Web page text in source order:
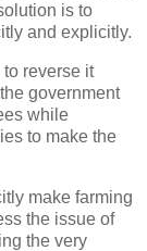
is to
and explicitly.
reverse it
government
while
to make the
make farming
the issue of
the very